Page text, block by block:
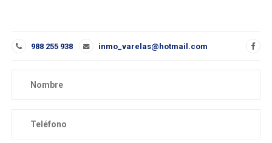
988 255 938 inmo_varelas@hotmail.com